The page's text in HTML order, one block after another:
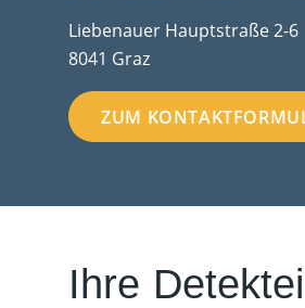
Liebenauer Hauptstraße 2-6
8041 Graz
ZUM
Ihre